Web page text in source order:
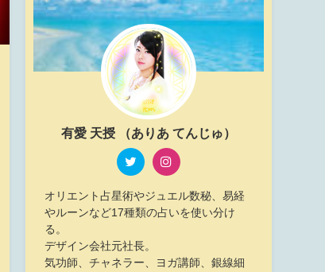
有愛 天授 （ありあ てんじゅ）
オリエント占星術やジュエル数秘、易経
やルーンなど17種類の占いを使い分け
る。
デザイン会社元社長。
気功師、チャネラー、ヨガ講師、銀線細